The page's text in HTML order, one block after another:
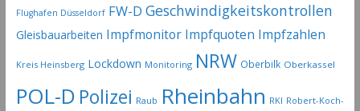
Flughafen Düsseldorf FW-D Geschwindigkeitskontrollen
Gleisbauarbeiten Impfmonitor Impfquoten Impfzahlen
Kreis Heinsberg Lockdown Monitoring NRW Oberbilk Oberkassel
POL-D Polizei Raub Rheinbahn RKI Robert-Koch-